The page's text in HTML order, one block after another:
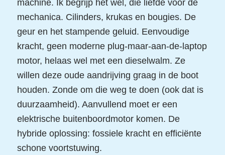
machine. Ik begrijp het wel, die liefde voor de
mechanica. Cilinders, krukas en bougies. De
geur en het stampende geluid. Eenvoudige
kracht, geen moderne plug-maar-aan-de-laptop
motor, helaas wel met een dieselwalm. Ze
willen deze oude aandrijving graag in de boot
houden. Zonde om die weg te doen (ook dat is
duurzaamheid). Aanvullend moet er een
elektrische buitenboordmotor komen. De
hybride oplossing: fossiele kracht en efficiënte
schone voortstuwing.